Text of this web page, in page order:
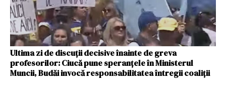
Ultima zi de discuţii decisive înainte de greva
profesorilor: Ciucă pune speranțele în Ministerul
Muncii, Budăi invocă responsabilitatea întregii coaliții